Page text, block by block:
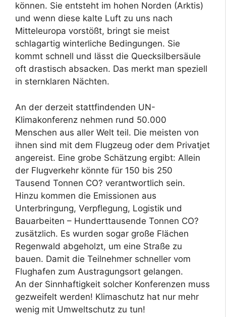
können. Sie entsteht im hohen Norden (Arktis)
und wenn diese kalte Luft zu uns nach
Mitteleuropa vorstößt, bringt sie meist
schlagartig winterliche Bedingungen. Sie
kommt schnell und lässt die Quecksilbersäule
oft drastisch absacken. Das merkt man speziell
in sternklaren Nächten.
An der derzeit stattfindenden UN-
Klimakonferenz nehmen rund 50.000
Menschen aus aller Welt teil. Die meisten von
ihnen sind mit dem Flugzeug oder dem Privatjet
angereist. Eine grobe Schätzung ergibt: Allein
der Flugverkehr könnte für 150 bis 250
Tausend Tonnen CO? verantwortlich sein.
Hinzu kommen die Emissionen aus
Unterbringung, Verpflegung, Logistik und
Bauarbeiten – Hunderttausende Tonnen CO?
zusätzlich. Es wurden sogar große Flächen
Regenwald abgeholzt, um eine Straße zu
bauen. Damit die Teilnehmer schneller vom
Flughafen zum Austragungsort gelangen.
An der Sinnhaftigkeit solcher Konferenzen muss
gezweifelt werden! Klimaschutz hat nur mehr
wenig mit Umweltschutz zu tun!